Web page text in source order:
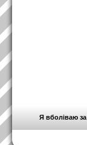
Я вболіваю за